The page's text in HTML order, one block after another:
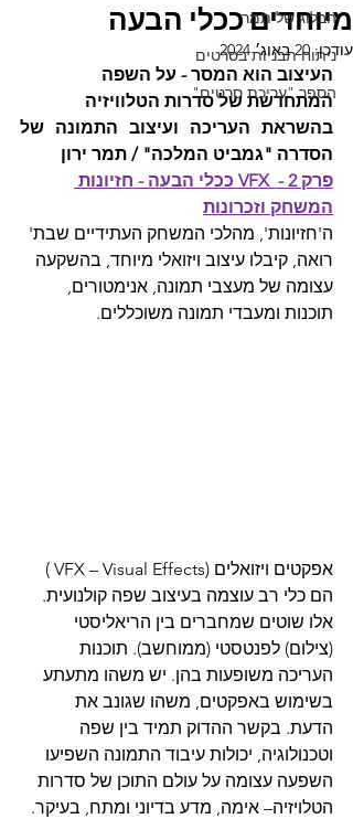
הבלוג של תמר
ניתוח תבניות בסרטים
הספר "עריכת סרטים"
מיוחדים ככלי הבעה
עודכן:20 באוג׳ 2024
העיצוב הוא המסר - על השפה
המתחדשת של סדרות הטלוויזיה
הסדרה "גמביט המלכה" / תמר ירון
פרק 2 -  VFX ככלי הבעה - חזיונות
המשחק וזכרונות
ה'חזיונות', מהלכי המשחק העתידיים שבת'
רואה, קיבלו עיצוב ויזואלי מיוחד, בהשקעה
עצומה של מעצבי תמונה, אנימטורים,
תוכנות ומעבדי תמונה משוכללים.
אפקטים ויזואלים (VFX – Visual Effects )
הם כלי רב עוצמה בעיצוב שפה קולנועית.
אלו שוטים שמחברים בין הריאליסטי
(צילום) לפנטסטי (ממוחשב). תוכנות
העריכה משופעות בהן. יש משהו מתעתע
בשימוש באפקטים, משהו שגונב את
הדעת. בקשר ההדוק תמיד בין שפה
וטכנולוגיה, יכולות עיבוד התמונה השפיעו
השפעה עצומה על עולם התוכן של סדרות
הטלויזיה– אימה, מדע בדיוני ומתח, בעיקר.